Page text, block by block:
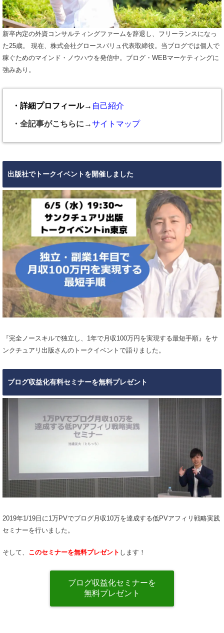
新卒内定の外資コンサルティングファームを辞退し、フリーランスになっ
た25歳。 現在、株式会社グロースバリュ代表取締役。当ブログでは個人で
稼ぐためのマインド・ノウハウを発信中。ブログ・WEBマーケティングに
強みあり。
・詳細プロフィール→ 自己紹介
・全記事がこちらに→サイトマップ
出版社でトークイベントを開催しました
『完全ノースキルで独立し、1年で月収100万円を実現する最短手順』 をサ
ンクチュアリ出版さんのトークイベントで語りました。
ブログ収益化有料セミナーを無料プレゼント
2019年1/19日に1万PVでブログ月収10万を達成する低PVアフィリ戦略実践
セミナーを行いました。
そして、 このセミナーを無料プレゼント します！
ブログ収益化セミナーを
無料プレゼント